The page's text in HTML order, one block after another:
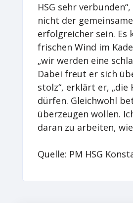
HSG sehr
nicht der
erfolgreicher sein. Es
frischen Wind im
„wir werden eine
Dabei freut er sich
stolz“, erklärt er,
dürfen. Gleichwohl
überzeugen wollen.
daran zu arbeiten,
Quelle: PM HSG